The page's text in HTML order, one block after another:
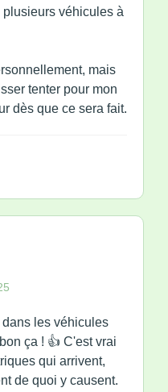
plusieurs véhicules à
mais
tenter pour mon
dès que ce sera fait.
les véhicules
ça ! 👍 C'est vrai
qui arrivent,
de quoi y causent.